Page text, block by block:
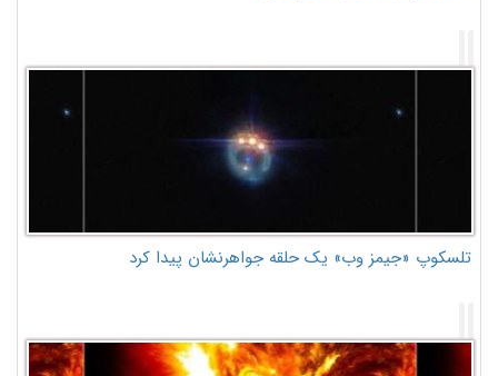
تلسکوپ «جیمز وب» یک حلقه جواهرنشان پیدا کرد